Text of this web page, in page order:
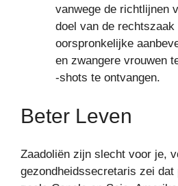
vanwege de richtlijnen
doel van de rechtszaak
oorspronkelijke
en zwangere vrouwen
-shots te ontvangen.
Beter Leven
Zaadoliën zijn slecht voor je,
gezondheidssecretaris zei dat